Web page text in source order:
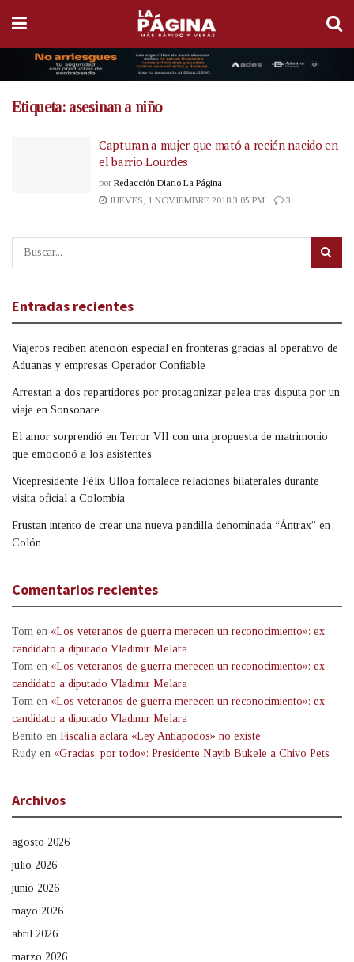
Etiqueta: asesinan a niño
Capturan a mujer que mató a recién nacido en
el barrio Lourdes
por Redacción Diario La Página
JUEVES, 1 NOVIEMBRE 2018 3:05 PM
3
Entradas recientes
Viajeros reciben atención especial en fronteras gracias al operativo de
Aduanas y empresas Operador Confiable
Arrestan a dos repartidores por protagonizar pelea tras disputa por un
viaje en Sonsonate
El amor sorprendió en Terror VII con una propuesta de matrimonio
que emocionó a los asistentes
Vicepresidente Félix Ulloa fortalece relaciones bilaterales durante
visita oficial a Colombia
Frustan intento de crear una nueva pandilla denominada “Ántrax” en
Colón
Comentarios recientes
Tom en «Los veteranos de guerra merecen un reconocimiento»: ex
candidato a diputado Vladimir Melara
Tom en «Los veteranos de guerra merecen un reconocimiento»: ex
candidato a diputado Vladimir Melara
Tom en «Los veteranos de guerra merecen un reconocimiento»: ex
candidato a diputado Vladimir Melara
Benito en Fiscalía aclara «Ley Antiapodos» no existe
Rudy en «Gracias, por todo»: Presidente Nayib Bukele a Chivo Pets
Archivos
agosto 2026
julio 2026
junio 2026
mayo 2026
abril 2026
marzo 2026